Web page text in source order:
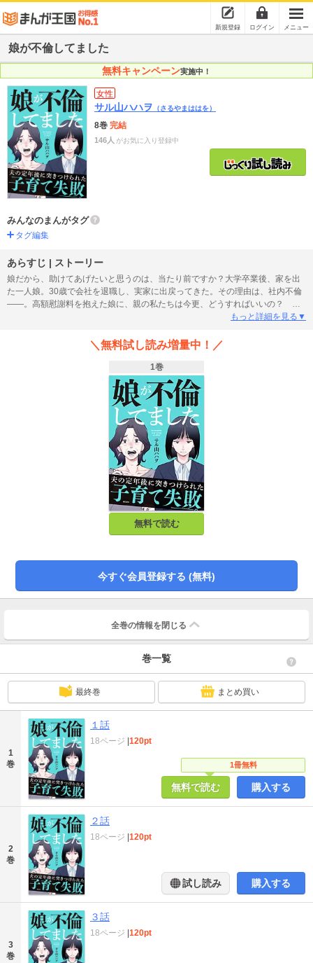
新規登録 ログイン メニュー
娘が不倫してました
無料キャンペーン実施中！
女性
サル山ハハヲ （さるやまははを）
8巻 完結
146人 がお気に入り登録中
みんなのまんがタグ
タグ編集
あらすじ | ストーリー
娘だから、助けてあげたいと思うのは、当たり前ですか？大学卒業後、家を出
た一人娘。30歳で会社を退職し、実家に出戻ってきた。その理由は、社内不倫
――。高額慰謝料を抱えた娘に、親の私たちは今更、どうすればいいの？ 夫
の定年間際に子育て失敗を突きつけられ、家族崩壊の危機が訪れる。大迷惑な
もっと詳細を見る▼
＼無料試し読み増量中！／
1巻
無料で読む
今すぐ会員登録する (無料)
全巻の情報を 閉じる
巻一覧
最終巻 まとめ買い
1
巻
１話
1冊無料
18ページ 120pt
無料で読む 購入する
2
巻
２話
18ページ 120pt
試し読み 購入する
3
巻
３話
18ページ 120pt